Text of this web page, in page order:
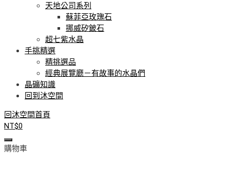
天地公司系列
蘇菲亞玫瑰石
挪威矽鈹石
超七紫水晶
手挑精選
精挑選品
經典展覽廳－有故事的水晶們
晶礦知識
回到沐空間
回沐空間首頁
NT$0
購物車